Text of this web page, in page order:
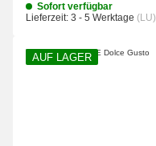
Sofort verfügbar
Lieferzeit: 3 - 5 Werktage (LU)
AUF LAGER